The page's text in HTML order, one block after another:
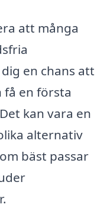
att många
en chans att
en första
kan vara en
alternativ
bäst passar